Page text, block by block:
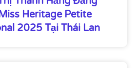
Heritage Petite
2025 Tại Thái Lan